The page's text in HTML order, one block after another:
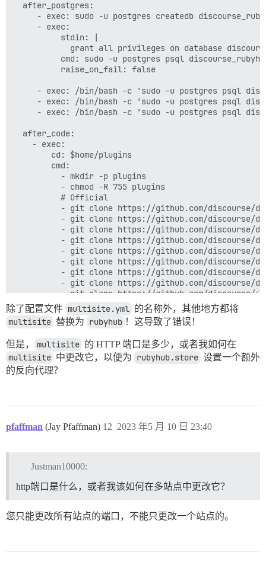
  after_postgres:
- exec: sudo -u postgres createdb
     - exec:
          stdin: |
grant all privileges on database
cmd: sudo -u postgres psql
          raise_on_fail: false
- exec: /bin/bash -c 'sudo -u postgres psql
- exec: /bin/bash -c 'sudo -u postgres psql
- exec: /bin/bash -c 'sudo -u postgres psql
  after_code:
    - exec:
        cd: $home/plugins
        cmd:
          - mkdir -p plugins
          - chmod -R 755 plugins
          # Official
- git clone https://github.com/discourse/
- git clone https://github.com/discourse/
- git clone https://github.com/discourse/
- git clone https://github.com/discourse/
- git clone https://github.com/discourse/
- git clone https://github.com/discourse/
- git clone https://github.com/discourse/
- git clone https://github.com/discourse/
- git clone https://github.com/discourse/
- git clone https://github.com/discourse/
- git clone https://github.com/discourse/
- git clone https://github.com/discourse/
- git clone https://github.com/discourse/
- git clone https://github.com/discourse/
- git clone https://github.com/discourse/
- git clone https://github.com/
- git clone https://github.com/
- git clone https://github.com/
- git clone https://github.com/coopcreds/
    - file:
除了配置文件 multisite.yml 的名称外，其他地方都将
multisite 替换为 rubyhub ！这导致了错误！
但是， multisite 的 HTTP 端口是多少，或者我如何在
multisite 中更改它，以便为 rubyhub.store 设置一个额外
的反向代理？
pfaffman (Jay Pfaffman) 2023 年5 月 10 日 23:40
12
Justman10000:
http端口是什么，或者我该如何在多站点中更改它？
您只能更改所有站点的端口，不能只更改一个站点的。